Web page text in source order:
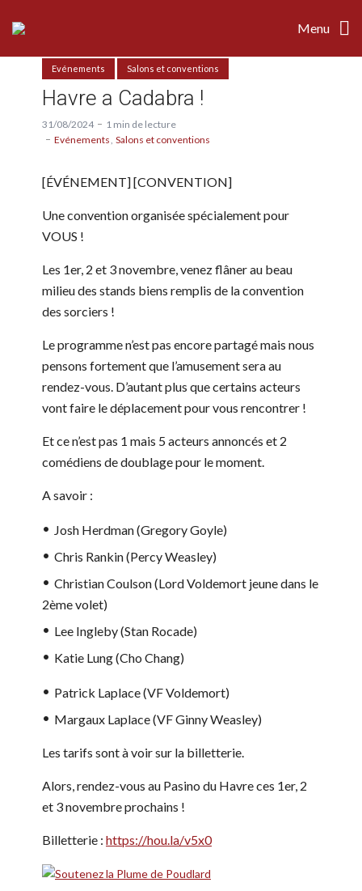
Menu
Evénements Salons et conventions
Havre a Cadabra !
31/08/2024
1 min de lecture
Evénements Salons et conventions
[ÉVÉNEMENT] [CONVENTION]
Une convention organisée spécialement pour
VOUS !
Les 1er, 2 et 3 novembre, venez flâner au beau
milieu des stands biens remplis de la convention
des sorciers !
Le programme n’est pas encore partagé mais nous
pensons fortement que l’amusement sera au
rendez-vous. D’autant plus que certains acteurs
vont faire le déplacement pour vous rencontrer !
Et ce n’est pas 1 mais 5 acteurs annoncés et 2
comédiens de doublage pour le moment.
A savoir :
Josh Herdman (Gregory Goyle)
Chris Rankin (Percy Weasley)
Christian Coulson (Lord Voldemort jeune dans le
2ème volet)
Lee Ingleby (Stan Rocade)
Katie Lung (Cho Chang)
Patrick Laplace (VF Voldemort)
Margaux Laplace (VF Ginny Weasley)
Les tarifs sont à voir sur la billetterie.
Alors, rendez-vous au Pasino du Havre ces 1er, 2
et 3 novembre prochains !
Billetterie : https://hou.la/v5x0